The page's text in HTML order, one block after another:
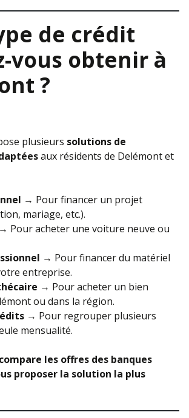
de crédit
vous obtenir à
?
plusieurs solutions de
aux résidents de Delémont et
→ Pour financer un projet
mariage, etc.).
→ Pour acheter une voiture neuve ou
→ Pour financer du matériel
entreprise.
→ Pour acheter un bien
ou dans la région.
→ Pour regrouper plusieurs
mensualité.
les offres des banques
proposer la solution la plus